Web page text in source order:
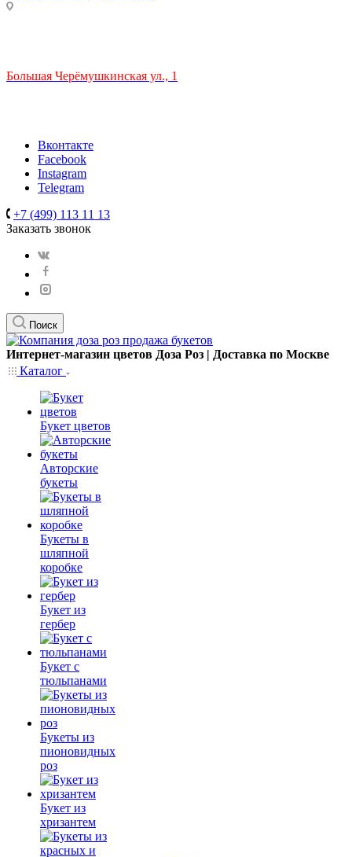
Большая Черёмушкинская ул., 1
Вконтакте
Facebook
Instagram
Telegram
+7 (499) 113 11 13
Заказать звонок
Поиск
Интернет-магазин цветов Доза Роз | Доставка по Москве
Каталог
Букет цветов
Авторские
букеты
Букеты в
шляпной
коробке
Букет из
гербер
Букет с
тюльпанами
Букеты из
пионовидных
роз
Букет из
хризантем